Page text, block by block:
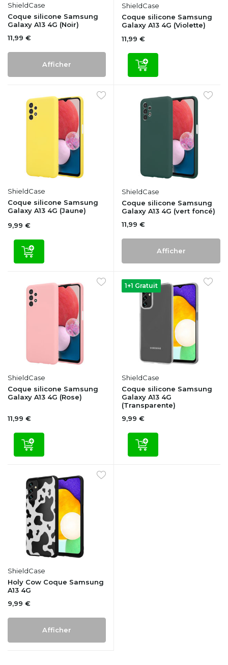
ShieldCase
Coque silicone Samsung
Galaxy A13 4G (Noir)
11,99 €
Afficher
ShieldCase
Coque silicone Samsung
Galaxy A13 4G (Violette)
11,99 €
ShieldCase
Coque silicone Samsung
Galaxy A13 4G (Jaune)
9,99 €
ShieldCase
Coque silicone Samsung
Galaxy A13 4G (vert foncé)
11,99 €
Afficher
ShieldCase
Coque silicone Samsung
Galaxy A13 4G (Rose)
11,99 €
1+1 Gratuit
ShieldCase
Coque silicone Samsung
Galaxy A13 4G
(Transparente)
9,99 €
ShieldCase
Holy Cow Coque Samsung
A13 4G
9,99 €
Afficher